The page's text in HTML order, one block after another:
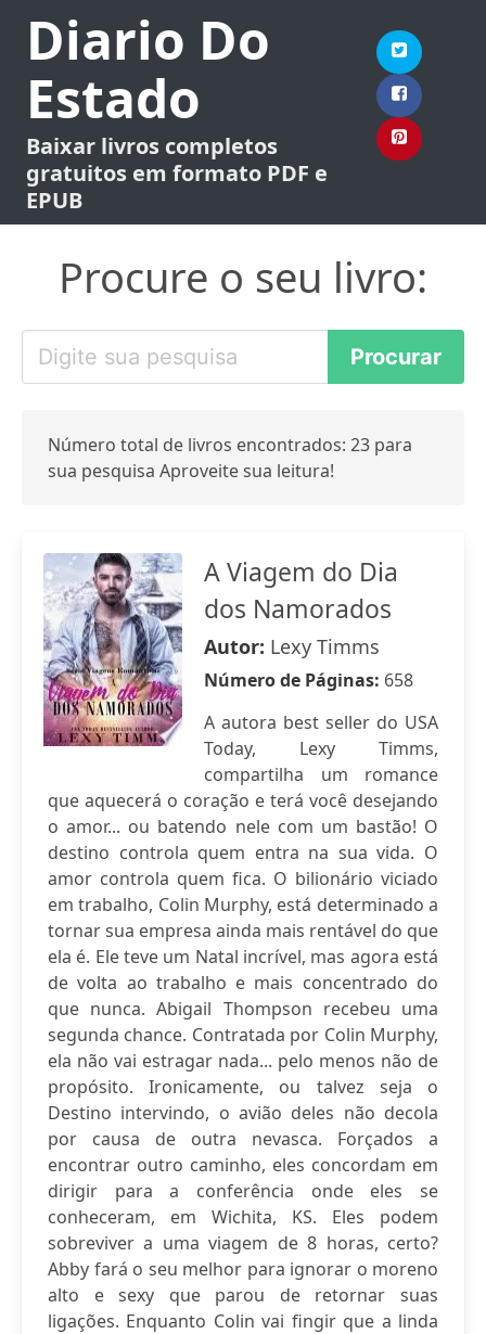
Diario Do
Estado
Baixar livros completos
gratuitos em formato PDF e
EPUB
Procure o seu livro:
Número total de livros encontrados: 23 para
sua pesquisa Aproveite sua leitura!
A Viagem do Dia
dos Namorados
Autor: Lexy Timms
Número de Páginas: 658
A autora best seller do USA
Today, Lexy Timms,
compartilha um romance
que aquecerá o coração e terá você desejando
o amor... ou batendo nele com um bastão! O
destino controla quem entra na sua vida. O
amor controla quem fica. O bilionário viciado
em trabalho, Colin Murphy, está determinado a
tornar sua empresa ainda mais rentável do que
ela é. Ele teve um Natal incrível, mas agora está
de volta ao trabalho e mais concentrado do
que nunca. Abigail Thompson recebeu uma
segunda chance. Contratada por Colin Murphy,
ela não vai estragar nada... pelo menos não de
propósito. Ironicamente, ou talvez seja o
Destino intervindo, o avião deles não decola
por causa de outra nevasca. Forçados a
encontrar outro caminho, eles concordam em
dirigir para a conferência onde eles se
conheceram, em Wichita, KS. Eles podem
sobreviver a uma viagem de 8 horas, certo?
Abby fará o seu melhor para ignorar o moreno
alto e sexy que parou de retornar suas
ligações. Enquanto Colin vai fingir que a linda